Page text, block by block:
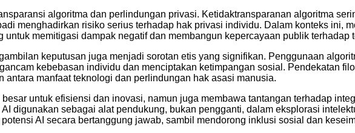
algoritma dan perlindungan privasi. Ketidaktransparanan algoritma
menghadirkan risiko serius terhadap hak privasi individu. Dalam konteks ini,
memitigasi dampak negatif dan membangun kepercayaan publik terhadap
keputusan juga menjadi sorotan etis yang signifikan. Penggunaan
kebebasan individu dan menciptakan ketimpangan sosial. Pendekatan
manfaat teknologi dan perlindungan hak asasi manusia.
untuk efisiensi dan inovasi, namun juga membawa tantangan terhadap
digunakan sebagai alat pendukung, bukan pengganti, dalam eksplorasi
AI secara bertanggung jawab, sambil mendorong inklusi sosial dan